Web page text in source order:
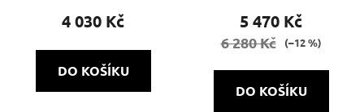
4 030 Kč
DO KOŠÍKU
5 470 Kč
6 280 Kč (–12 %)
DO KOŠÍKU